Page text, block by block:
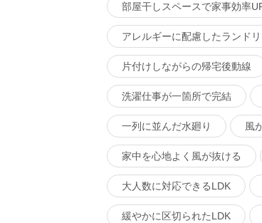
部屋干しスペースで家事効率
アレルギーに配慮したランド
片付けしながらの帰宅後動線
洗濯仕事が一箇所で完結
一列に並んだ水廻り 風
家中を心地よく風が抜ける
大人数に対応できるLDK
緩やかに区切られたLDK